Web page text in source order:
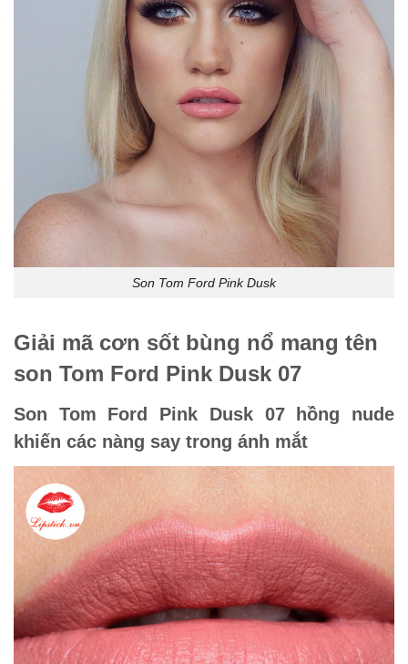
Son Tom Ford Pink Dusk
Giải mã cơn sốt bùng nổ mang tên
son Tom Ford Pink Dusk 07
Son Tom Ford Pink Dusk 07 hồng nude
khiến các nàng say trong ánh mắt